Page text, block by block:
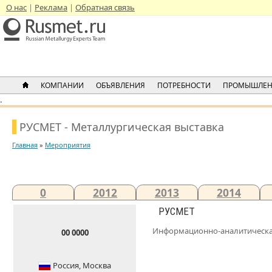
О нас Реклама Обратная связь
КОМПАНИИ ОБЪЯВЛЕНИЯ ПОТРЕБНОСТИ
.
РУСМЕТ - Металлургическая выставка
Главная » Мероприятия
0 2012 2013 2014
00 0000
Россия, Москва
РУСМЕТ
Информационно-